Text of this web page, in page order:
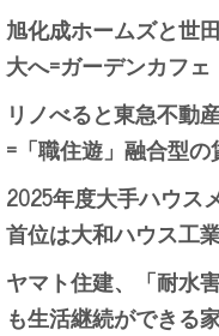
旭化成ホームズと世
大へ=ガーデンカフ
リノべると東急不動
=「職住遊」融合型
2025年度大手ハウス
首位は大和ハウス工
ヤマト住建、「耐水
も生活継続ができる